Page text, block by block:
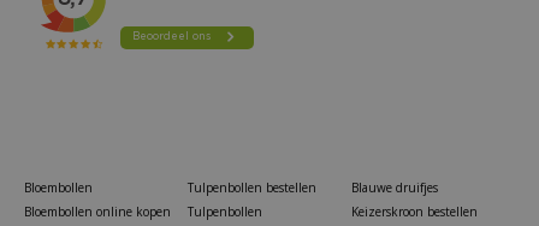
Bloembollen
Bloembollen online kopen
Tulpenbollen bestellen
Tulpenbollen
Blauwe druifjes
Keizerskroon bestellen